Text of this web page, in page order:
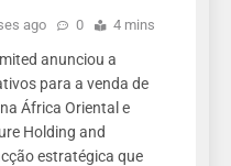
ago 0 4 mins
anunciou a
para a venda de
África Oriental e
Holding and
estratégica que